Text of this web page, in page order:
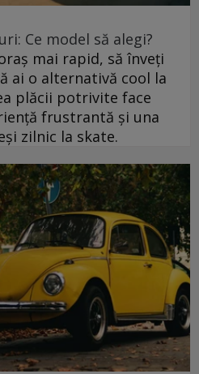
Ce model să alegi?
mai rapid, să înveți
ai o alternativă cool la
plăcii potrivite face
frustrantă și una
zilnic la skate.